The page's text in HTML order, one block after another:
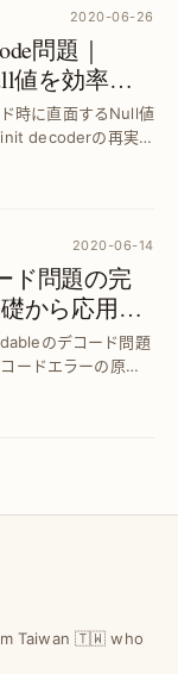
2020-06-26
問題｜
値を効率的
まとめ
時に直面するNull値
decoderの再実装
策で安定したデー
2020-06-14
ド問題の完
から応用ま
のデコード問題
ードエラーの原因
体例で示し、効率
Taiwan 🇹🇼 who